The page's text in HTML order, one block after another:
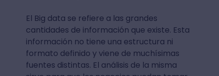
El Big data se refiere a las grandes
cantidades de información que existe. Esta
información no tiene una estructura ni
formato definido y viene de muchísimas
fuentes distintas. El análisis de la misma